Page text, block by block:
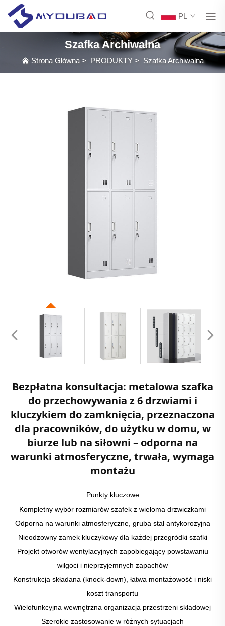
PL
Szafka Archiwalna
Strona Główna> PRODUKTY> Szafka Archiwalna
Bezpłatna konsultacja: metalowa szafka
do przechowywania z 6 drzwiami i
kluczykiem do zamknięcia, przeznaczona
dla pracowników, do użytku w domu, w
biurze lub na siłowni – odporna na
warunki atmosferyczne, trwała, wymaga
montażu
Punkty kluczowe
Kompletny wybór rozmiarów szafek z wieloma drzwiczkami
Odporna na warunki atmosferyczne, gruba stal antykorozyjna
Nieodzowny zamek kluczykowy dla każdej przegródki szafki
Projekt otworów wentylacyjnych zapobiegający powstawaniu
wilgoci i nieprzyjemnych zapachów
Konstrukcja składana (knock-down), łatwa montażowość i niski
koszt transportu
Wielofunkcyjna wewnętrzna organizacja przestrzeni składowej
Szerokie zastosowanie w różnych sytuacjach